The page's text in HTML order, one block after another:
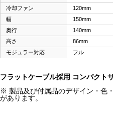
冷却ファン
120mm
幅
150mm
奥行
140mm
高さ
86mm
モジュラー対応
フル
フラットケーブル採用 コンパクト
※ 製品及び付属品のデザイン・色
があります。